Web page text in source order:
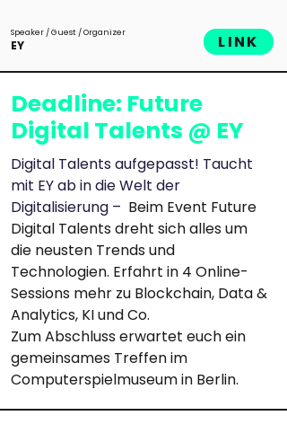
Speaker / Guest / Organizer
EY LINK
Deadline: Future
Digital Talents @ EY
Digital Talents aufgepasst! Taucht
mit EY ab in die Welt der
Digitalisierung – Beim Event Future
Digital Talents dreht sich alles um
die neusten Trends und
Technologien. Erfahrt in 4 Online-
Sessions mehr zu Blockchain, Data &
Analytics, KI und Co.
Zum Abschluss erwartet euch ein
gemeinsames Treffen im
Computerspielmuseum in Berlin.